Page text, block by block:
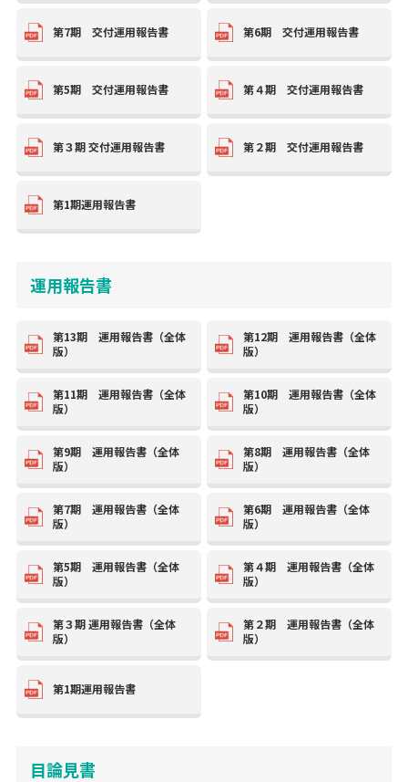
第7期 交付運用報告書 第6期 交付運用報告書
第5期 交付運用報告書 第４期 交付運用報告書
第３期 交付運用報告書 第２期 交付運用報告書
第1期運用報告書
運用報告書
第13期 運用報告書（全体
版）
第12期 運用報告書（全体
版）
第11期 運用報告書（全体
版）
第10期 運用報告書（全体
版）
第9期 運用報告書（全体
版）
第8期 運用報告書（全体
版）
第7期 運用報告書（全体
版）
第6期 運用報告書（全体
版）
第5期 運用報告書（全体
版）
第４期 運用報告書（全体
版）
第３期 運用報告書（全体
版）
第２期 運用報告書（全体
版）
第1期運用報告書
目論見書